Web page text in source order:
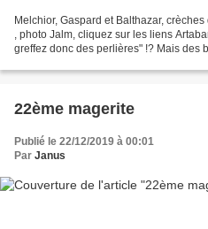
Melchior, Gaspard et Balthazar,
, photo Jalm, cliquez sur les liens
greffez donc des perlières" !? Mais des
22ème magerite
Publié le 22/12/2019 à 00:01
Par Janus